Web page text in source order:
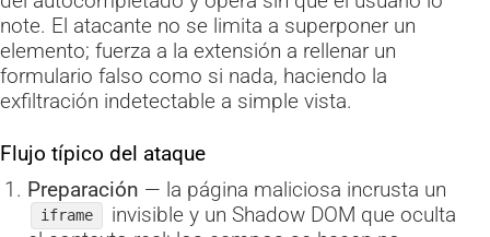
note. El atacante no se limita a superponer un
elemento; fuerza a la extensión a rellenar un
formulario falso como si nada, haciendo la
exfiltración indetectable a simple vista.
Flujo típico del ataque
Preparación — la página maliciosa incrusta un
iframe
invisible y un Shadow DOM que oculta